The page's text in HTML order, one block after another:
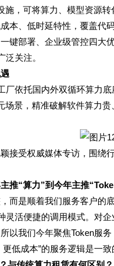
，可将算力、模型资源
本、低时延特性，覆盖代
键部署、企业级管控四大
关注。
厂依托国内外双循环算力
场景，精准破解软件算力
接受权威媒体专访，围绕
推“算力”到今年主推
而是顺着我们服务客户的
灵活便捷的调用模式。对
以我们今年聚焦Token服
低成本”的服务逻辑是一致